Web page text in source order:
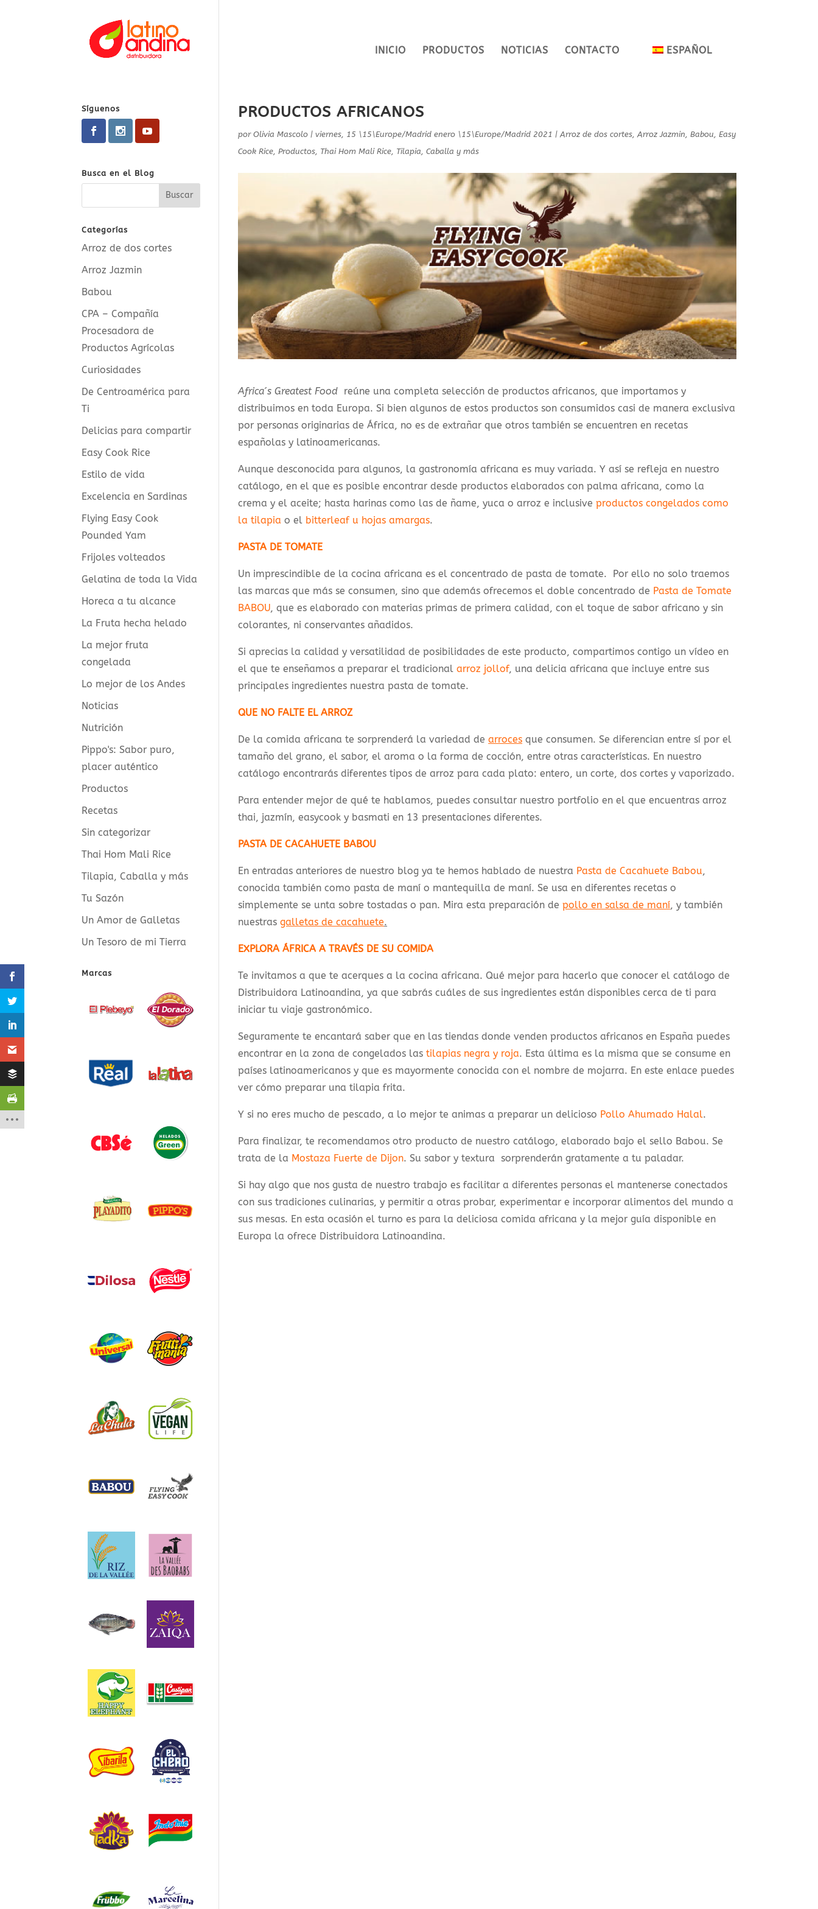
INICIO PRODUCTOS NOTICIAS CONTACTO ESPAÑOL
PRODUCTOS AFRICANOS
porOlivia Mascolo |viernes, 15 \15\Europe/Madrid enero \15\Europe/Madrid 2021 |Arroz de dos cortes,Arroz Jazmin,Babou,Easy
Cook Rice,Productos, Thai Hom Mali Rice, Tilapia, Caballa y más
Africa´s Greatest Food reúne una completa selección de productos africanos, que importamos y
distribuimos en toda Europa. Si bien algunos de estos productos son consumidos casi de manera exclusiva
por personas originarias de África, no es de extrañar que otros también se encuentren en recetas
españolas y latinoamericanas.
Aunque desconocida para algunos, la gastronomía africana es muy variada. Y así se refleja en nuestro
catálogo, en el que es posible encontrar desde productos elaborados con palma africana, como la
crema y el aceite; hasta harinas como las de ñame, yuca o arroz e inclusiveproductos congelados como
la tilapia o el bitterleaf u hojas amargas.
PASTA DE TOMATE
Un imprescindible de la cocina africana es el concentrado de pasta de tomate. Por ello no solo traemos
las marcas que más se consumen, sino que además ofrecemos el doble concentrado de Pasta de Tomate
BABOU, que es elaborado con materias primas de primera calidad, con el toque de sabor africano y sin
colorantes, ni conservantes añadidos.
Si aprecias la calidad y versatilidad de posibilidades de este producto, compartimos contigo un vídeo en
el que te enseñamos a preparar el tradicionalarroz jollof, una delicia africana que incluye entre sus
principales ingredientes nuestra pasta de tomate.
QUE NO FALTE EL ARROZ
De la comida africana te sorprenderá la variedad de arroces que consumen. Se diferencian entre sí por el
tamaño del grano, el sabor, el aroma o la forma de cocción, entre otras características. En nuestro
catálogo encontrarás diferentes tipos de arroz para cada plato: entero, un corte, dos cortes y vaporizado.
Para entender mejor de qué te hablamos, puedes consultar nuestro portfolio en el que encuentras arroz
thai, jazmín, easycook y basmati en 13 presentaciones diferentes.
PASTA DE CACAHUETE BABOU
En entradas anteriores de nuestro blog ya te hemos hablado de nuestra Pasta de Cacahuete Babou,
conocida también como pasta de maní o mantequilla de maní. Se usa en diferentes recetas o
simplemente se unta sobre tostadas o pan. Mira esta preparación depollo en salsa de maní, y también
nuestrasgalletas de cacahuete.
EXPLORA ÁFRICA A TRAVÉS DE SU COMIDA
Te invitamos a que te acerques a la cocina africana. Qué mejor para hacerlo que conocer el catálogo de
Distribuidora Latinoandina, ya que sabrás cuáles de sus ingredientes están disponibles cerca de ti para
iniciar tu viaje gastronómico.
Seguramente te encantará saber que en las tiendas donde venden productos africanos en España puedes
encontrar en la zona de congelados lastilapias negra y roja. Esta última es la misma que se consume en
países latinoamericanos y que es mayormente conocida con el nombre de mojarra. En este enlace puedes
ver cómo preparar una tilapia frita.
Y si no eres mucho de pescado, a lo mejor te animas a preparar un delicioso Pollo Ahumado Halal.
Para finalizar, te recomendamos otro producto de nuestro catálogo, elaborado bajo el sello Babou. Se
trata de la Mostaza Fuerte de Dijon. Su sabor y textura sorprenderán gratamente a tu paladar.
Si hay algo que nos gusta de nuestro trabajo es facilitar a diferentes personas el mantenerse conectados
con sus tradiciones culinarias, y permitir a otras probar, experimentar e incorporar alimentos del mundo a
sus mesas. En esta ocasión el turno es para la deliciosa comida africana y la mejor guía disponible en
Europa la ofrece Distribuidora Latinoandina.
Síguenos
Busca en el Blog
Categorías
Arroz de dos cortes
Arroz Jazmin
Babou
CPA – Compañía
Procesadora de
Productos Agrícolas
Curiosidades
De Centroamérica para
Ti
Delicias para compartir
Easy Cook Rice
Estilo de vida
Excelencia en Sardinas
Flying Easy Cook
Pounded Yam
Frijoles volteados
Gelatina de toda la Vida
Horeca a tu alcance
La Fruta hecha helado
La mejor fruta
congelada
Lo mejor de los Andes
Noticias
Nutrición
Pippo's: Sabor puro,
placer auténtico
Productos
Recetas
Sin categorizar
Thai Hom Mali Rice
Tilapia, Caballa y más
Tu Sazón
Un Amor de Galletas
Un Tesoro de mi Tierra
Marcas